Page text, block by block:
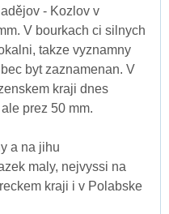
- Kozlov v
V bourkach ci silnych
takze vyznamny
byt zaznamenan. V
kraji dnes
prez 50 mm.
a na jihu
maly, nejvyssi na
kraji i v Polabske